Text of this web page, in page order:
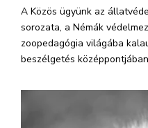
A Közös ügyünk az
sorozata, a Némák
zoopedagógia világába
beszélgetés